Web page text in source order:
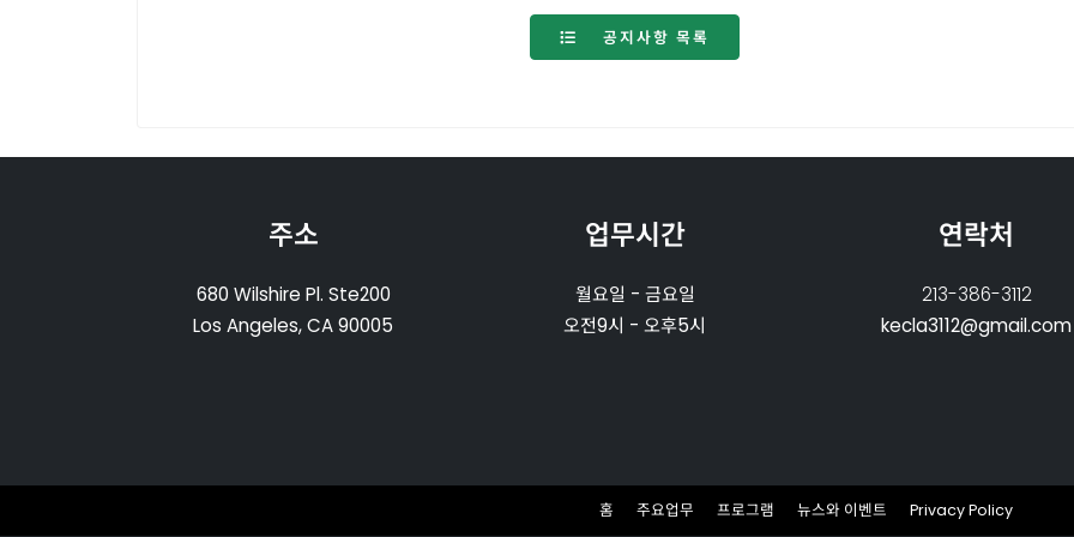
공지사항 목록
주소
680 Wilshire Pl. Ste200
Los Angeles, CA 90005
업무시간
월요일 - 금요일
오전9시 - 오후5시
연락처
213-386-3112
kecla3112@gmail.com
홈 주요업무 프로그램 뉴스와 이벤트 Privacy Policy